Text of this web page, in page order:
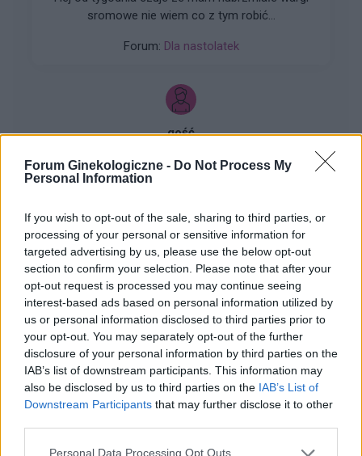
Forum Ginekologiczne - Do Not Process My
Personal Information
If you wish to opt-out of the sale, sharing to third parties, or
processing of your personal or sensitive information for
targeted advertising by us, please use the below opt-out
section to confirm your selection. Please note that after your
opt-out request is processed you may continue seeing
interest-based ads based on personal information utilized by
us or personal information disclosed to third parties prior to
your opt-out. You may separately opt-out of the further
disclosure of your personal information by third parties on the
IAB’s list of downstream participants. This information may
also be disclosed by us to third parties on the IAB’s List of
Downstream Participants that may further disclose it to other
Personal Data Processing Opt Outs
sromowe nie wiem co z tym robić...
Forum: Dla nastolatek
gość
co to może być (krępująca treść)
to robię kilka kulek w kształcie pięści
przeważnie. Później silny ból , jakby do wejścia
do odbytu. Ból jest dosyć intensywny, kąpiel lub
chłodna woda pomaga. Dodam , trwa to tak od
około 2 miesięcy. Co w takiej sytuacji może
pomóc. ?
Forum: Dla nastolatek
gość
Brak ochoty na seks w związku
2 lata razem i rok po ślubie a ja nie mam ochoty
Forum:Ginekologia - forum dla rodziny i